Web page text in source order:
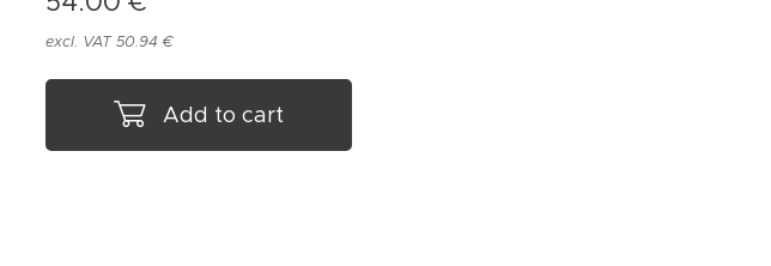
excl. VAT 50.94 €
Add to cart